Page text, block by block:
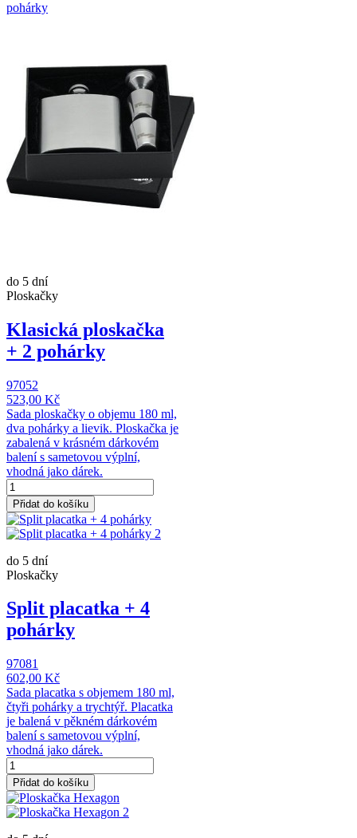
do 5 dní
Ploskačky
Klasická ploskačka
+ 2 pohárky
97052
523,00 Kč
Sada ploskačky o objemu 180 ml,
dva pohárky a lievik. Ploskačka je
zabalená v krásném dárkovém
balení s sametovou výplní,
vhodná jako dárek.
Přidat do košíku
do 5 dní
Ploskačky
Split placatka + 4
pohárky
97081
602,00 Kč
Sada placatka s objemem 180 ml,
čtyři pohárky a trychtýř. Placatka
je balená v pěkném dárkovém
balení s sametovou výplní,
vhodná jako dárek.
Přidat do košíku